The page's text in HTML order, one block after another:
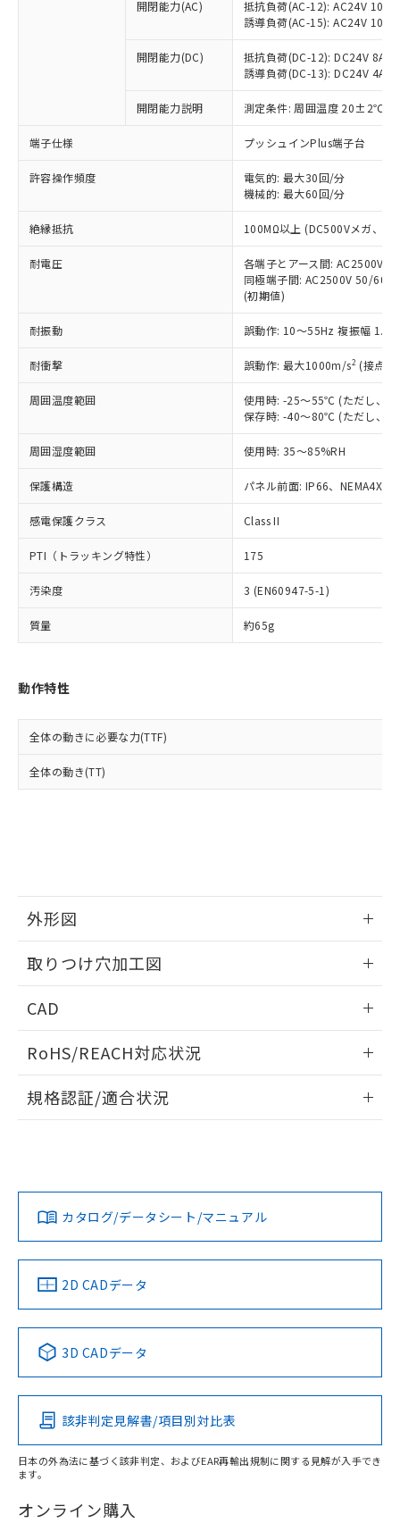
開閉能力(AC)
抵抗負荷(AC-12): AC24V 10A/
誘導負荷(AC-15): AC24V
開閉能力(DC)
抵抗負荷(DC-12): DC24V 8A/
誘導負荷(DC-13): DC24V 4A/
開閉能力説明 測定条件: 周囲温度 20±2℃、
端子仕様 プッシュインPlus端子台
許容操作頻度
電気的: 最大30回/分
機械的: 最大60回/分
絶縁抵抗 100MΩ以上 (DC500Vメガ、点
耐電圧
各端子とアース間: AC2500V
同極端子間: AC2500V 50/
(初期値)
耐振動 誤動作: 10～55Hz 複振幅
耐衝撃 誤動作: 最大1000m/s2 (接点
周囲温度範囲
使用時: -25～55℃ (ただし、氷
保存時: -40～80℃ (ただし、氷
周囲湿度範囲 使用時: 35～85%RH
保護構造 パネル前面: IP66、NEMA4X,
感電保護クラス Class II
PTI（トラッキング特性） 175
汚染度 3 (EN60947-5-1)
質量 約65g
動作特性
全体の動きに必要な力(TTF)
全体の動き(TT)
外形図
取りつけ穴加工図
CAD
ドすることができます。
ログイン/会員登録
ダウンロードデータをご利用いただく前に、以下を必ずお読
みください。
ソフトウェアの使用条件
RoHS/REACH対応状況
EU RoHS 注意事項・凡例
対応済み
中国 RoHS 注意事項・凡例
Pb Hg Cd Cr(VI)
O
在庫等で未対応品が混在する可能性があります。
規格認証/適合状況
カタログ/データシート/マニュアル
2D CADデータ
3D CADデータ
該非判定見解書/項目別対比表
日本の外為法に基づく該非判定、およびEAR再輸出規制に関する見解が入手でき
ます。
オンライン購入
本サービスは、当社制御機器事業取扱
商品の当社在庫状況および標準価格
(税抜)を提供させていただくもので
当社制御機器事業取扱商品の中には、
本サービスの対象外となる商品もある
ことをご了承ください。
在庫状況および標準価格照会結果は、
記載している更新日時点での社内デー
タに基づき作成されるものであり、閲
覧された時点での実際の在庫および標
準価格とは異なる場合があることをご
正式な納期状況および標準価格はお客
様のお取引先、またはお客様担当のオ
ムロン制御機器販売店・当社販売員に
オムロン制御機器販売店や当社販売拠
販売ネットワーク
」をご確認
在庫状況および標準価格結果を当社の
事前の承諾なく第三者に漏洩または開
示しないようお願いします。
マイパーツ機能（部品リスト作成サー
ビス）をご利用いただくには、I-Web
メンバーズにご登録されている必要が
お客様が当ウェブサイト上で当社にご
登録された部品リストについて、当社
および当社の共同利用者が、当社の製
品・サービスに関するお客様との取
引・商談に必要な範囲で利用すること
※当社の共同利用者とは、 "個人情報
調査・確認中：EU RoHS指令（10物質）の
非含有の対応状況を調査中または確認中の
非該当品：ライセンス料など無形物で、有
害物質有無と関係のない商品です。
仕入先様の事情により、非含有部品として
むを得ず変更することがあります。
*EU RoHS指令（10物質）：
鉛(Pb) 1000ppm以下、 水銀(Hg) 1000ppm以下、 カド
六価クロム(Cr(Ⅵ)) 1000ppm以下、ポリ臭化ビフェニル
類(PBB) 1000ppm以下、ポリ臭化ジフェニルエーテル類
(PBDE) 1000ppm以下、フタル酸ビス(2-エチルヘキシ
ル) (DEHP)(別名：DOP) 1000ppm以下、フタル酸ブチ
ルベンジル（BBP） 1000ppm以下、フタル酸ジブチル
（DBP） 1000ppm以下、フタル酸ジイソブチル
但し、RoHS指令で産業用監視および制御機器に対する
フタル酸エステル類の４物質については閾値を超える意
図的な使用がないことを確認しています。
※2 対応予定月
部品在庫の切り替え状況などにより、予定
月が前後することがあります。
※3 非含有証明書ダウンロード
下記の非含有証明書をダウンロードするこ
EU RoHS指令（10物質）の非含有証明書
51物質の非含有証明書（当社基準）
また、RoHS指令のフタル酸エステル類４
物質の対応では、対応完了までの期間は出
欄に対応日を記載しておりました。
「○」：最大均質材料含有率が中国RoHSの
基準値以下であることを示します。
「×」：最大均質材料含有率が中国RoHSの
基準値を超えていることを示します。
「－」：未確認です。当社販売部門へお問
*中国RoHS10物質の基準値 (GB/T26572)：
Cr(Ⅵ)(六価クロム) : 1000ppm、 PBBs(ポリ臭化ビフェ
ニル類) : 1000ppm、 PBDEs(ポリ臭化ジフェニルエーテ
DBP(フタル酸ジブチル) : 1000ppm、 DIBP(フタル酸ジ
イソブチル) : 1000ppm、 BBP(フタル酸ブチルベンジ
DEHP(フタル酸ビス(2-エチルヘキシル)) : 1000ppm
「ｅ」：有害物質（10物質）のすべてが基
準値以下であることを示します。
「10」：通常の使用状況下において有害物
質が外部に漏えいし、環境に深刻な影響を
及ぼさない年数を意味します。
「－」：未確認です。当社販売部門へお問
い合わせください。
当社は、これら貴社製品のうち、外国
為替および外国貿易法に定める商品
（以下｢規制貨物等」という）を輸出
または国外への提供する場合は、日本
国政府の輸出許可(または役務取引許
可)を取得するなどの必要な手続きを
当社は規制貨物を破棄する場合は、完
全に破砕するなど、違法に輸出されな
いよう必要な手段を講じます。
当社は貴社製品を、核兵器、ミサイ
ル、化学兵器、生物兵器またはその他
武器並びにこれらの製造装置等に一切
当社は、貴社製品を第三者に販売する
場合は、上記1、2および3の内容を当
該第三者に通知します。また当社は、
販売先および販売に係わる関係者が違
法に輸出するおそれがある場合は、取
り引きをいたしません。
キャンセル
記
一定数以上の在庫あり
一定数には満たないが在庫あり
在庫なし(最新の在庫状況につ
いては、お客様のお取引先、ま
たはお客様担当のオムロン制御
機器販売店・当社販売員にご確
空
受注生産機種、また在庫状況の
情報を公開していない機種